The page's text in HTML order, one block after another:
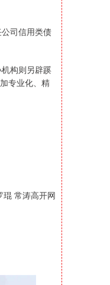
司信用类债
构则另辟蹊
专业化、精
琨 常涛高开网